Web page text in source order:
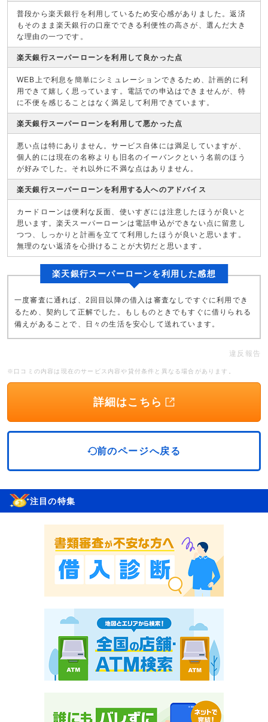
普段から楽天銀行を利用しているため安心感がありました。返済
もそのまま楽天銀行の口座でできる利便性の高さが、選んだ大き
な理由の一つです。
楽天銀行スーパーローンを利用して良かった点
WEB上で利息を簡単にシミュレーションできるため、計画的に利
用できて嬉しく思っています。電話での申込はできませんが、特
に不便を感じることはなく満足して利用できています。
楽天銀行スーパーローンを利用して悪かった点
悪い点は特にありません。サービス自体には満足していますが、
個人的には現在の名称よりも旧名のイーバンクという名前のほう
が好みでした。それ以外に不満な点はありません。
楽天銀行スーパーローンを利用する人へのアドバイス
カードローンは便利な反面、使いすぎには注意したほうが良いと
思います。楽天スーパーローンは電話申込ができない点に留意し
つつ、しっかりと計画を立てて利用したほうが良いと思います。
無理のない返済を心掛けることが大切だと思います。
楽天銀行スーパーローンを利用した感想
一度審査に通れば、2回目以降の借入は審査なしですぐに利用でき
るため、契約して正解でした。もしものときでもすぐに借りられる
備えがあることで、日々の生活を安心して送れています。
違反報告
※口コミの内容は現在のサービス内容や貸付条件と異なる場合があります。
詳細はこちら
前のページへ戻る
注目の特集